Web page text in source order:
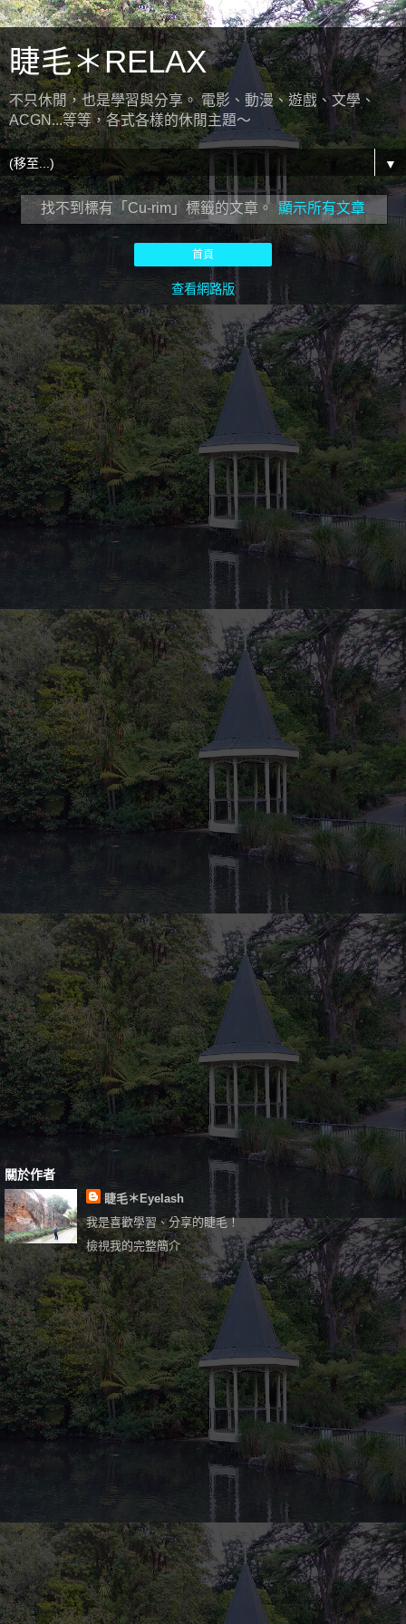
睫毛＊RELAX
不只休閒，也是學習與分享。 電影、動漫、遊戲、文學、
ACGN...等等，各式各樣的休閒主題～
▼
找不到標有「Cu-rim」 標籤的文章。 顯示所有文章
首頁
查看網路版
關於作者
睫毛＊Eyelash
我是喜歡學習、分享的睫毛！
檢視我的完整簡介